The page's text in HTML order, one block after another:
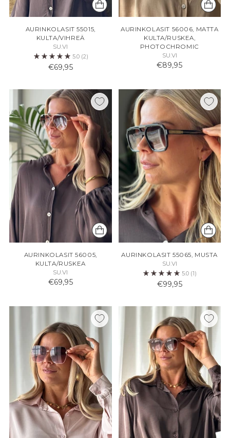
AURINKOLASIT 55015,
KULTA/VIHREÄ
SU.VI
5.0 (2)
€69,95
AURINKOLASIT 56006, MATTA
KULTA/RUSKEA,
PHOTOCHROMIC
SU.VI
€89,95
AURINKOLASIT 56005,
KULTA/RUSKEA
SU.VI
€69,95
AURINKOLASIT 55065, MUSTA
SU.VI
5.0 (1)
€99,95